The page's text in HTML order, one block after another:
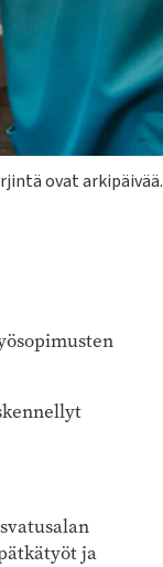
ovat arkipäivää.
ja